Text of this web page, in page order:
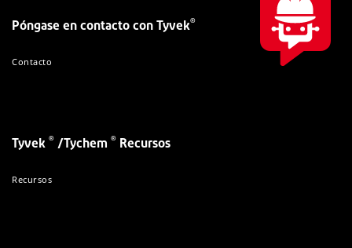
Póngase en contacto con Tyvek®
Contacto
Tyvek ® /Tychem ® Recursos
Recursos